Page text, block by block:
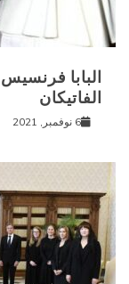
البابا
الفاتيكان
6 نوفمبر, 2021